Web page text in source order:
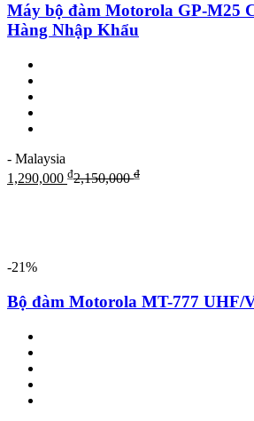
Máy bộ đàm Motorola GP-M25
Hàng Nhập Khẩu
- Malaysia
1,290,000 ₫2,150,000₫
-21%
Bộ đàm Motorola MT-777 UHF/